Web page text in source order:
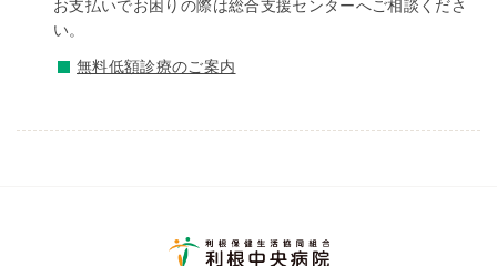
お支払いでお困りの際は総合支援センターへご相談くださ
い。
無料低額診療のご案内